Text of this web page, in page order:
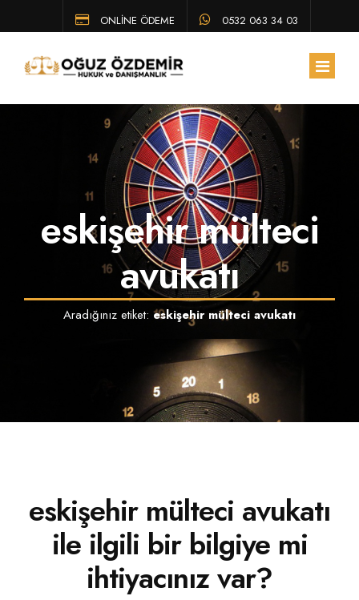
ONLİNE ÖDEME 0532 063 34 03
ÇALIŞMA ALANLARIMIZ
eskişehir mülteci
avukatı
Aradığınız etiket: eskişehir mülteci avukatı
eskişehir mülteci avukatı
ile ilgili bir bilgiye mi
ihtiyacınız var?